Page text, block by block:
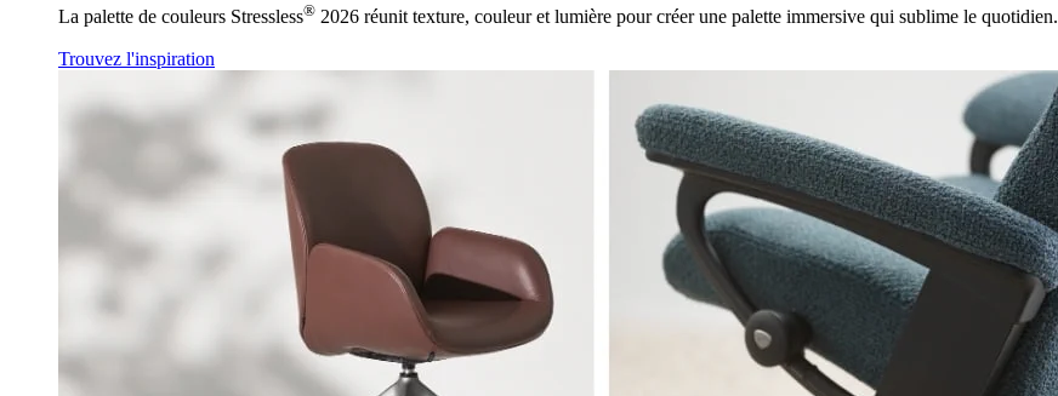
La palette de couleurs Stressless® 2026 réunit texture, couleur et lumière pour créer une palette immersive qui sublime le quotidien.
Trouvez l'inspiration